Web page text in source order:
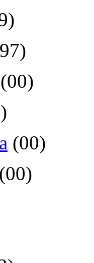
(00)
(00)
(00)